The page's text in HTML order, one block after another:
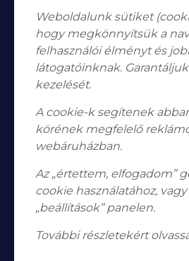
Falk Miksa utca 24-26. H-1055
Budapest
NyitvatartásHétfő, Péntek:
Szombat: 10:00-13:00 Vasárnap:
info@bodogaleria.hu
Weboldalunk sütiket
hogy megkönnyítsük a
felhasználói élményt és
látogatóinknak.
kezelését.
A cookie-k segítenek
körének megfelelő
webáruházban.
Az „értettem, elfogadom”
cookie használatához,
„beállítások” panelen.
További részletekért